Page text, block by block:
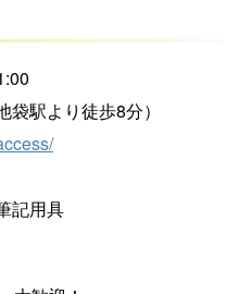
駅より徒歩8分）
記用具